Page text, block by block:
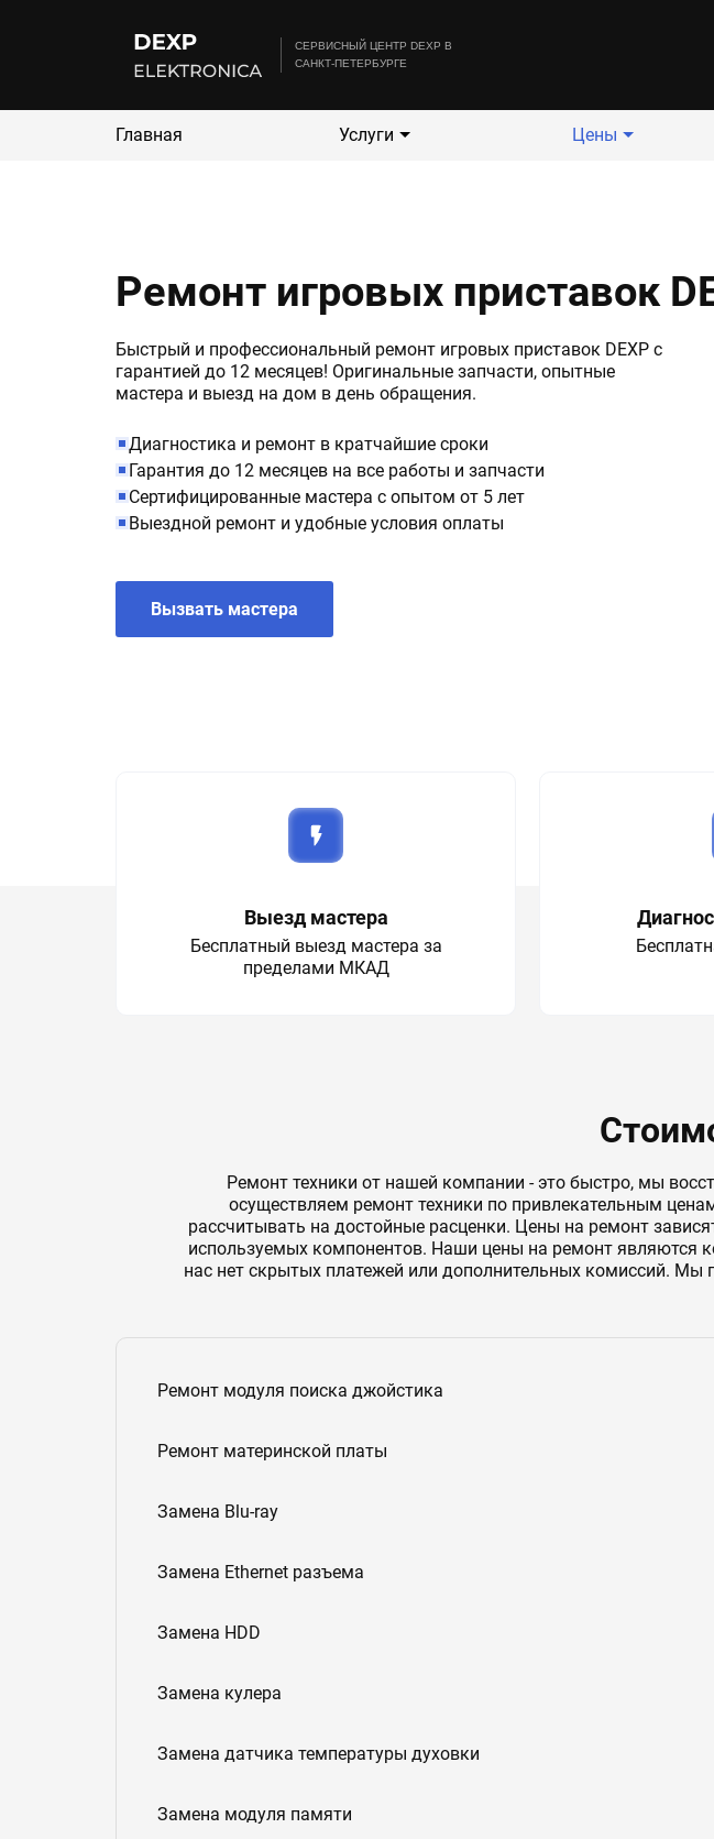
CЕРВИСНЫЙ ЦЕНТР DEXP В
САНКТ-ПЕТЕРБУРГЕ
Главная Услуги Цены
Ремонт игровых приставок
Быстрый и профессиональный ремонт игровых приставок DEXP с
гарантией до 12 месяцев! Оригинальные запчасти, опытные
мастера и выезд на дом в день обращения.
Диагностика и ремонт в кратчайшие сроки
Гарантия до 12 месяцев на все работы и запчасти
Сертифицированные мастера с опытом от 5 лет
Выездной ремонт и удобные условия оплаты
Вызвать мастера
Выезд мастера
Бесплатный выезд мастера за
пределами МКАД
Ремонт техники от нашей компании - это быстро, мы
осуществляем ремонт техники по привлекательным
рассчитывать на достойные расценки. Цены на ремонт
используемых компонентов. Наши цены на ремонт являются
нас нет скрытых платежей или дополнительных комиссий. Мы
Ремонт модуля поиска джойстика
Ремонт материнской платы
Замена Blu-ray
Замена Ethernet разъема
Замена HDD
Замена кулера
Замена датчика температуры духовки
Замена модуля памяти